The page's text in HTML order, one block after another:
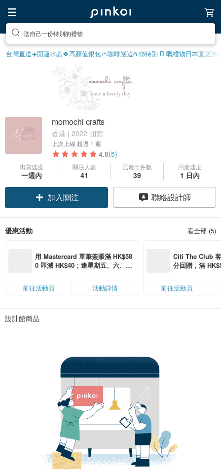
送自己一份特別的禮物
台灣直送✈️開運水晶🍀高顏值銀包👛咖啡嚴選☕️🎂特別 D 嘅禮物日本直送飾
momochi crafts
香港 | 2022 開館
上次上線 超過 1 週
4.8(5)
出貨速度
一週內
關注人數
41
已賣出件數
39
回應速度
1 日內
加入關注 聯絡設計師
優惠活動 看全部 (5)
用 Mastercard 單筆簽賬滿 HK$58
0 即減 HK$40；逢星期五、六、日
限，額滿即止，僅限「常用信用
卡」結帳）
前往活動頁 活動詳情
Citi The Club
分回贈，滿
前往活動頁
設計館商品